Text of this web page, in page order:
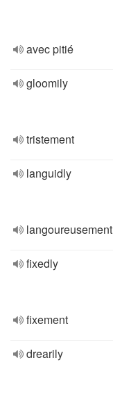
avec pitié
gloomily
tristement
languidly
langoureusement
fixedly
fixement
drearily